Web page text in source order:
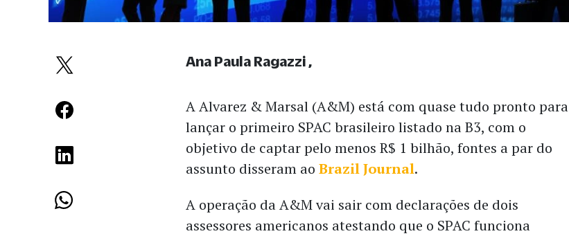
A Alvarez & Marsal (A&M) está com quase tudo pronto para
lançar o primeiro SPAC brasileiro listado na B3, com o
objetivo de captar pelo menos R$ 1 bilhão, fontes a par do
assunto disseram aoBrazil Journal.
A operação da A&M vai sair com declarações de dois
assessores americanos atestando que o SPAC funciona
Ana Paula Ragazzi